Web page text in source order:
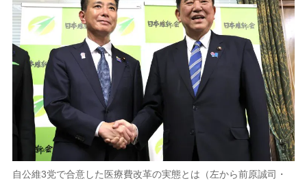
自公維3党で合意した医療費改革の実態とは（左から前原誠司・